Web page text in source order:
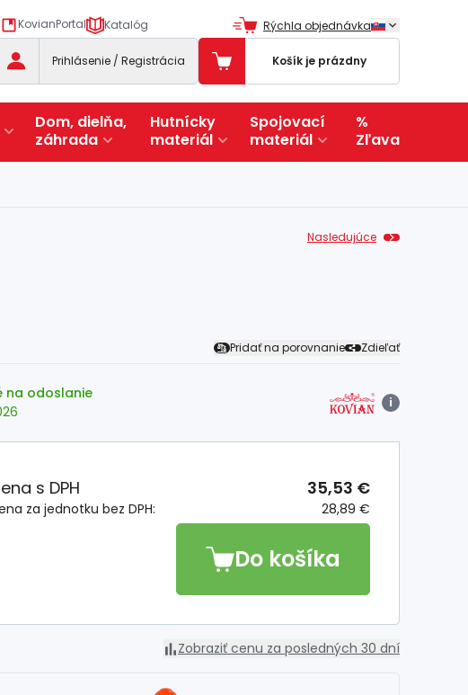
KovianPortal Katalóg Rýchla objednávka
Prihlásenie / Registrácia Košík je prázdny
Dom, dielňa,
záhrada
Hutnícky
materiál
Spojovací
materiál
%
Zľava
Nasledujúce
Pridať na porovnanie Zdieľať
na odoslanie
i
za jednotku bez DPH: 28,89 €
s DPH 35,53 €
Do košíka
Zobraziť cenu za posledných 30 dní